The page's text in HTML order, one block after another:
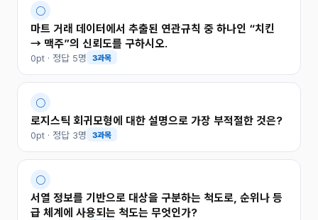
○
마트 거래 데이터에서 추출된 연관규칙 중 하나인 “치킨
→ 맥주”의 신뢰도를 구하시오.
0pt · 정답 5명 3과목
○
로지스틱 회귀모형에 대한 설명으로 가장 부적절한 것은?
0pt · 정답 3명 3과목
○
서열 정보를 기반으로 대상을 구분하는 척도로, 순위나 등
급 체계에 사용되는 척도는 무엇인가?